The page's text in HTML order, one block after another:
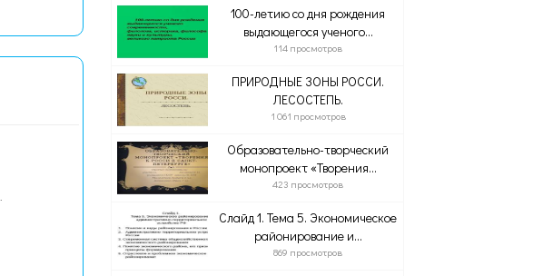
100-летию со дня рождения
выдающегося ученого...
114 просмотров
ПРИРОДНЫЕ ЗОНЫ РОССИ.
ЛЕСОСТЕПЬ.
1 061 просмотров
Образовательно-творческий
монопроект «Творения...
423 просмотров
Слайд 1. Тема 5. Экономическое
районирование и...
869 просмотров